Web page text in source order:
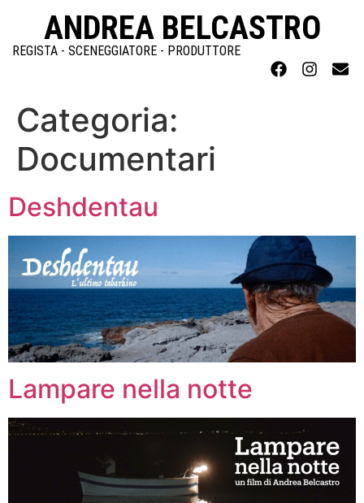
ANDREA BELCASTRO
REGISTA - SCENEGGIATORE - PRODUTTORE
Categoria:
Documentari
Deshdentau
Lampare nella notte